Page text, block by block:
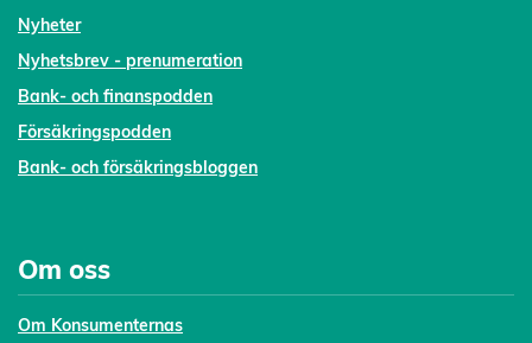
Nyheter
Nyhetsbrev - prenumeration
Bank- och finanspodden
Försäkringspodden
Bank- och försäkringsbloggen
Om oss
Om Konsumenternas